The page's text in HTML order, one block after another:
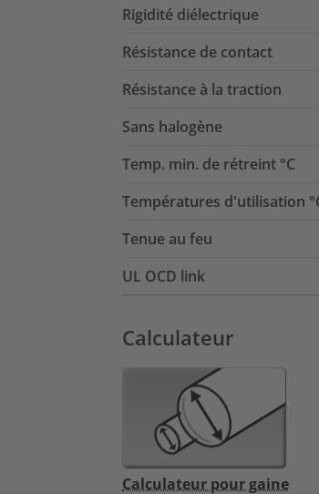
Rigidité diélectrique
Résistance de contact
Résistance à la traction
Sans halogène
Temp. min. de rétreint °C
Températures d'utilisation
Tenue au feu
UL OCD link
Calculateur
Calculateur pour gaine